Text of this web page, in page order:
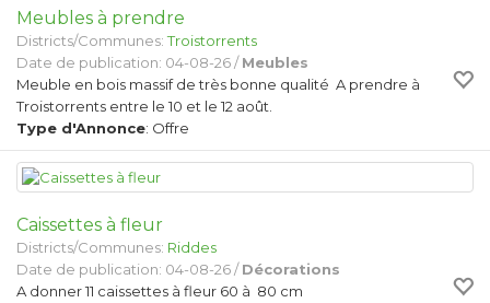
Meubles à prendre
Districts/Communes:Troistorrents
Date de publication: 04-08-26 /Meubles
Meuble en bois massif de très bonne qualité A prendre à
Troistorrents entre le 10 et le 12 août.
Type d'Annonce: Offre
Caissettes à fleur
Districts/Communes: Riddes
Date de publication: 04-08-26 /Décorations
A donner 11 caissettes à fleur 60 à 80 cm